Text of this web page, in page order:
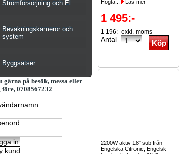
Strömförsörjning och El
Bevakningskameror och
system
Byggsatser
gärna på besök, messa eller
0708567232
kund
Högta...
Läs mer
1 495:-
1 196:- exkl. moms
Antal
2200W aktiv 18" sub från
Engelska Citronic, Engelsk